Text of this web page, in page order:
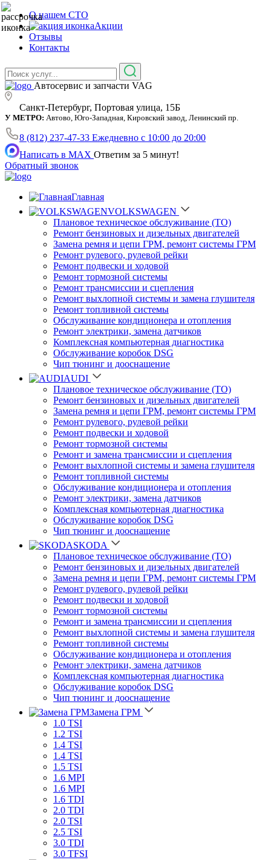
О нашем СТО
Акции
Отзывы
Контакты
Автосервис и запчасти VAG
Санкт-Петербург, Портовая улица, 15Б
У МЕТРО: Автово, Юго-Западная, Кировский завод, Ленинский пр.
8 (812) 237-47-33 Ежедневно с 10:00 до 20:00
Написать в MAX Ответим за 5 минут!
Обратный звонок
Главная
VOLKSWAGEN
Плановое техническое обслуживание (ТО)
Ремонт бензиновых и дизельных двигателей
Замена ремня и цепи ГРМ, ремонт системы ГРМ
Ремонт рулевого, рулевой рейки
Ремонт подвески и ходовой
Ремонт тормозной системы
Ремонт трансмиссии и сцепления
Ремонт выхлопной системы и замена глушителя
Ремонт топливной системы
Обслуживание кондиционера и отопления
Ремонт электрики, замена датчиков
Комплексная компьютерная диагностика
Обслуживание коробок DSG
Чип тюнинг и дооснащение
AUDI
Плановое техническое обслуживание (ТО)
Ремонт бензиновых и дизельных двигателей
Замена ремня и цепи ГРМ, ремонт системы ГРМ
Ремонт рулевого, рулевой рейки
Ремонт подвески и ходовой
Ремонт тормозной системы
Ремонт и замена трансмиссии и сцепления
Ремонт выхлопной системы и замена глушителя
Ремонт топливной системы
Обслуживание кондиционера и отопления
Ремонт электрики, замена датчиков
Комплексная компьютерная диагностика
Обслуживание коробок DSG
Чип тюнинг и дооснащение
SKODA
Плановое техническое обслуживание (ТО)
Ремонт бензиновых и дизельных двигателей
Замена ремня и цепи ГРМ, ремонт системы ГРМ
Ремонт рулевого, рулевой рейки
Ремонт подвески и ходовой
Ремонт тормозной системы
Ремонт и замена трансмиссии и сцепления
Ремонт выхлопной системы и замена глушителя
Ремонт топливной системы
Обслуживание кондиционера и отопления
Ремонт электрики, замена датчиков
Комплексная компьютерная диагностика
Обслуживание коробок DSG
Чип тюнинг и дооснащение
Замена ГРМ
1.0 TSI
1.2 TSI
1.4 TSI
1.4 TSI
1.5 TSI
1.6 MPI
1.6 MPI
1.6 TDI
2.0 TDI
2.0 TSI
2.5 TSI
3.0 TDI
3.0 TFSI